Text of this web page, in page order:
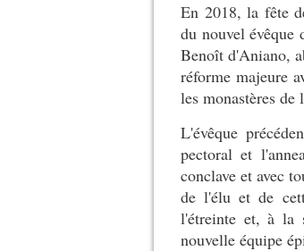
En 2018, la fête
du nouvel
Benoît d'Aniano,
réforme majeure
les monastères de
L'évêque
pectoral et
conclave et avec
de l'élu et de
l'étreinte et, à la
nouvelle équipe